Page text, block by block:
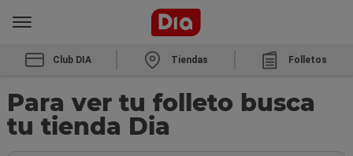
Club DIA Tiendas Folletos
Para ver tu folleto busca
tu tienda Dia